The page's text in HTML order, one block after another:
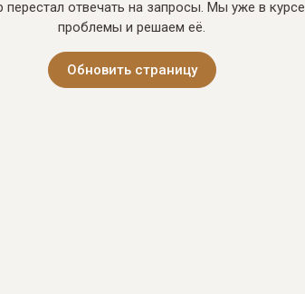
перестал отвечать на запросы. Мы уже в курсе
проблемы и решаем её.
Обновить страницу